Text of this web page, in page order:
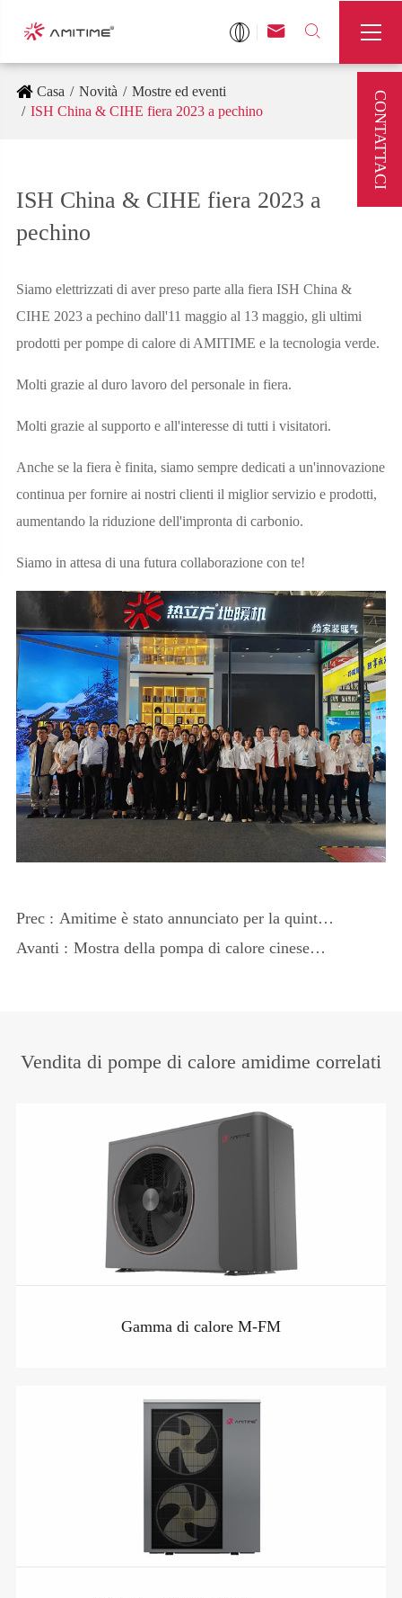
 

Casa Novità
Mostre ed eventi
ISH China & CIHE fiera 2023 a pechino
ISH China & CIHE fiera 2023 a
pechino
Siamo elettrizzati di aver preso parte alla fiera ISH China &
CIHE 2023 a pechino dall'11 maggio al 13 maggio, gli ultimi
prodotti per pompe di calore di AMITIME e la tecnologia verde.
Molti grazie al duro lavoro del personale in fiera.
Molti grazie al supporto e all'interesse di tutti i visitatori.
Anche se la fiera è finita, siamo sempre dedicati a un'innovazione
continua per fornire ai nostri clienti il miglior servizio e prodotti,
aumentando la riduzione dell'impronta di carbonio.
Siamo in attesa di una futura collaborazione con te!
Prec : Amitime è stato annunciato per la quinta
conferenza di progettazione architettonica
Avanti : Mostra della pompa di calore cinese
Vendita di pompe di calore amidime correlati
Gamma di calore M-FM
CONTATTACI